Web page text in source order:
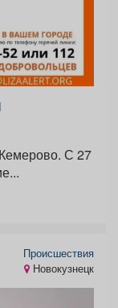
С 27
Происшествия
Новокузнецк